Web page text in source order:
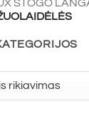
STOGO